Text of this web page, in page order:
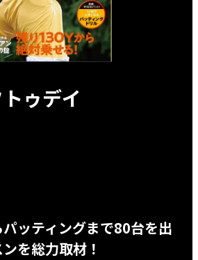
ゥデイ
ッティングまで80台を出
を総力取材！